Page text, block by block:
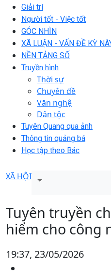
Giải trí
Người tốt - Việc tốt
GÓC NHÌN
XÃ LUẬN - VẤN ĐỀ KỲ
NỀN TẢNG SỐ
Truyền hình
Thời sự
Chuyên đề
Văn nghệ
Dân tộc
Tuyên Quang qua ảnh
Thông tin quảng bá
Học tập theo Bác
XÃ HỘI
Tuyên truyền
hiểm cho công
19:37, 23/05/2026